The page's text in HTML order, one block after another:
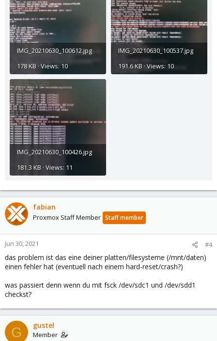
IMG_20210630_100612.jpg
178 KB · Views: 10
IMG_20210630_100537.jpg
191.6 KB · Views: 10
IMG_20210630_100426.jpg
181.3 KB · Views: 11
fabian
Proxmox Staff Member Staff member
Jun 30, 2021 #4
das problem ist das eine deiner platten/filesysteme (/mnt/daten)
einen fehler hat (eventuell nach einem hard-reset/crash?)
was passiert denn wenn du mit fsck /dev/sdc1 und /dev/sdd1
checkst?
G gustel
Member